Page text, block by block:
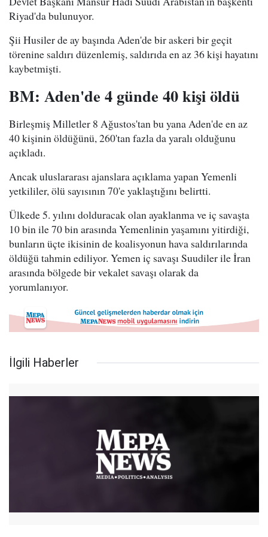
Riyad'da bulunuyor.
Şii Husiler de ay başında Aden'de bir askeri bir geçit
törenine saldırı düzenlemiş, saldırıda en az 36 kişi hayatını
kaybetmişti.
BM: Aden'de 4 günde 40 kişi öldü
Birleşmiş Milletler 8 Ağustos'tan bu yana Aden'de en az
40 kişinin öldüğünü, 260'tan fazla da yaralı olduğunu
açıkladı.
Ancak uluslararası ajanslara açıklama yapan Yemenli
yetkililer, ölü sayısının 70'e yaklaştığını belirtti.
Ülkede 5. yılını dolduracak olan ayaklanma ve iç savaşta
10 bin ile 70 bin arasında Yemenlinin yaşamını yitirdiği,
bunların üçte ikisinin de koalisyonun hava saldırılarında
öldüğü tahmin ediliyor. Yemen iç savaşı Suudiler ile İran
arasında bölgede bir vekalet savaşı olarak da
yorumlanıyor.
İlgili Haberler